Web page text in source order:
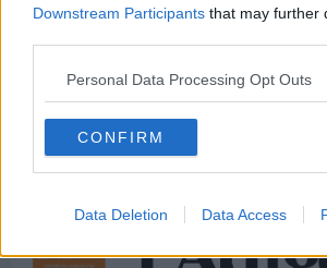
Downstream Participants that may further
Personal Data Processing Opt Outs
CONFIRM
Data Deletion Data Access